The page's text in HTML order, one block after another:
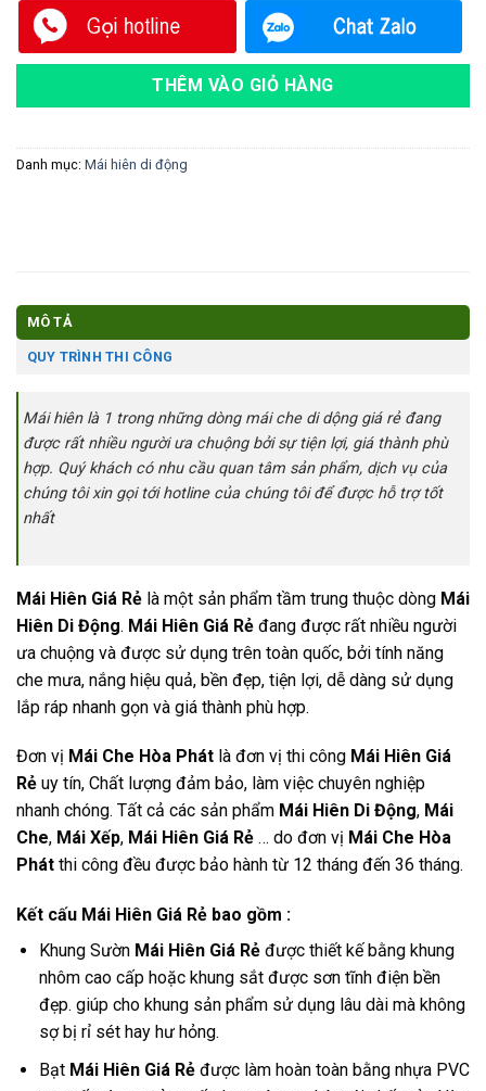
THÊM VÀO GIỎ HÀNG
Danh mục: Mái hiên di động
MÔ TẢ
QUY TRÌNH THI CÔNG
Mái hiên là 1 trong những dòng mái che di dộng giá rẻ đang
được rất nhiều người ưa chuộng bởi sự tiện lợi, giá thành phù
hợp. Quý khách có nhu cầu quan tâm sản phẩm, dịch vụ của
chúng tôi xin gọi tới hotline của chúng tôi để được hỗ trợ tốt
nhất
Mái Hiên Giá Rẻ là một sản phẩm tầm trung thuộc dòng Mái
Hiên Di Động. Mái Hiên Giá Rẻ đang được rất nhiều người
ưa chuộng và được sử dụng trên toàn quốc, bởi tính năng
che mưa, nắng hiệu quả, bền đẹp, tiện lợi, dễ dàng sử dụng
lắp ráp nhanh gọn và giá thành phù hợp.
Đơn vị Mái Che Hòa Phát là đơn vị thi công Mái Hiên Giá
Rẻ uy tín, Chất lượng đảm bảo, làm việc chuyên nghiệp
nhanh chóng. Tất cả các sản phẩm Mái Hiên Di Động, Mái
Che, Mái Xếp, Mái Hiên Giá Rẻ … do đơn vị Mái Che Hòa
Phát thi công đều được bảo hành từ 12 tháng đến 36 tháng.
Kết cấu Mái Hiên Giá Rẻ bao gồm :
Khung Sườn Mái Hiên Giá Rẻđược thiết kế bằng khung
nhôm cao cấp hoặc khung sắt được sơn tĩnh điện bền
đẹp. giúp cho khung sản phẩm sử dụng lâu dài mà không
sợ bị rỉ sét hay hư hỏng.
Bạt Mái Hiên Giá Rẻ được làm hoàn toàn bằng nhựa PVC